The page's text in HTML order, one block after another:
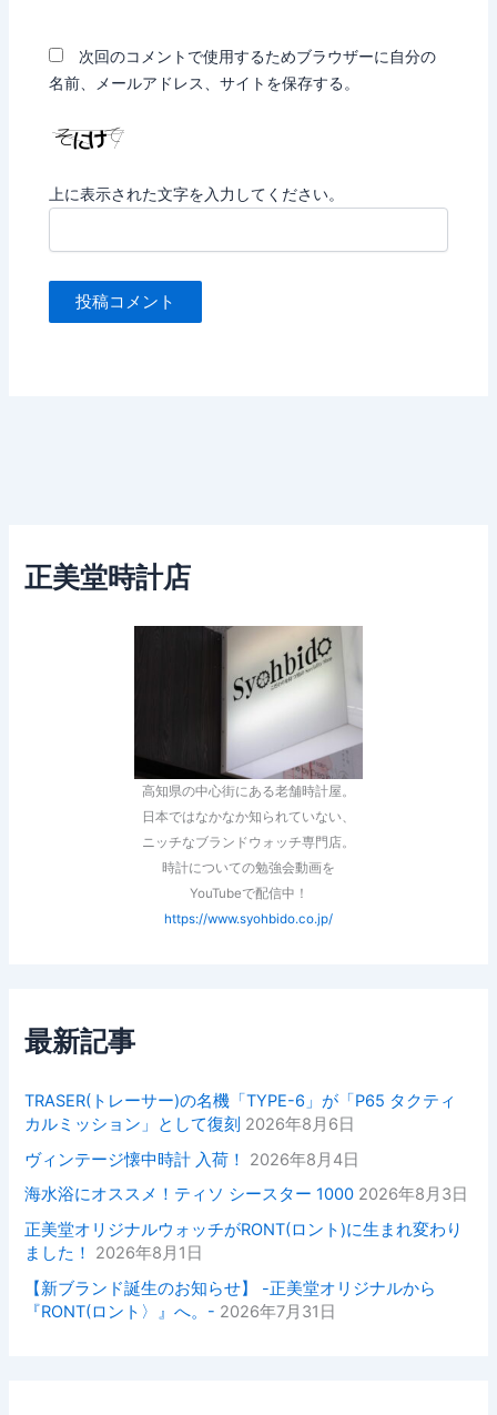
次回のコメントで使用するためブラウザーに自分の
名前、メールアドレス、サイトを保存する。
上に表示された文字を入力してください。
正美堂時計店
高知県の中心街にある老舗時計屋。
日本ではなかなか知られていない、
ニッチなブランドウォッチ専門店。
時計についての勉強会動画を
YouTubeで配信中！
https://www.syohbido.co.jp/
最新記事
TRASER(トレーサー)の名機「TYPE-6」が「P65 タクティ
カルミッション」として復刻 2026年8月6日
ヴィンテージ懐中時計 入荷！
2026年8月4日
海水浴にオススメ！ティソ シースター 1000 2026年8月3日
正美堂オリジナルウォッチがRONT(ロント)に生まれ変わり
ました！
2026年8月1日
【新ブランド誕生のお知らせ】 -正美堂オリジナルから
『RONT(ロント〉』へ。- 2026年7月31日